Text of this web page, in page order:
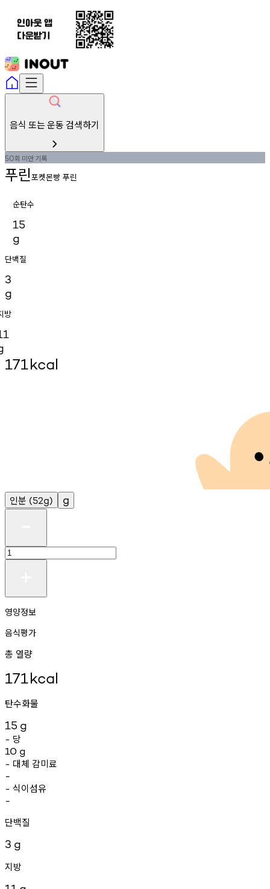
음식 또는 운동 검색하기
50회 미만기록
푸린포켓몬빵 푸린
순탄수
15
g
단백질
3
g
방
171kcal
인분 (52g) g
영양정보
음식평가
총 열량
171kcal
탄수화물
15 g
- 당
10 g
- 대체 감미료
-
- 식이섬유
-
단백질
3 g
지방